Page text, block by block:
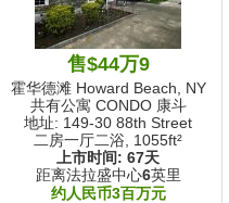
售$44万9
霍华德滩 Howard Beach, NY
共有公寓 CONDO 康斗
地址: 149-30 88th Street
二房一厅二浴, 1055ft²
上市时间: 67天
距离法拉盛中心6英里
约人民币3百万元